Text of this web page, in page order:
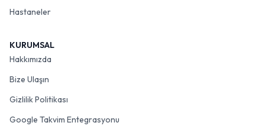
Hastaneler
KURUMSAL
Hakkımızda
Bize Ulaşın
Gizlilik Politikası
Google Takvim Entegrasyonu